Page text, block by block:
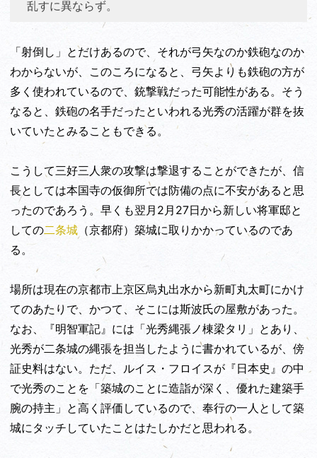
乱すに異ならず。
「射倒し」とだけあるので、それが弓矢なのか鉄砲なのか
わからないが、このころになると、弓矢よりも鉄砲の方が
多く使われているので、銃撃戦だった可能性がある。そう
なると、鉄砲の名手だったといわれる光秀の活躍が群を抜
いていたとみることもできる。
こうして三好三人衆の攻撃は撃退することができたが、信
長としては本国寺の仮御所では防備の点に不安があると思
ったのであろう。早くも翌月2月27日から新しい将軍邸と
しての二条城 （京都府）築城に取りかかっているのであ
る。
場所は現在の京都市上京区烏丸出水から新町丸太町にかけ
てのあたりで、かつて、そこには斯波氏の屋敷があった。
なお、『明智軍記』には「光秀縄張ノ棟梁タリ」とあり、
光秀が二条城の縄張を担当したように書かれているが、傍
証史料はない。ただ、ルイス・フロイスが『日本史』の中
で光秀のことを「築城のことに造詣が深く、優れた建築手
腕の持主」と高く評価しているので、奉行の一人として築
城にタッチしていたことはたしかだと思われる。